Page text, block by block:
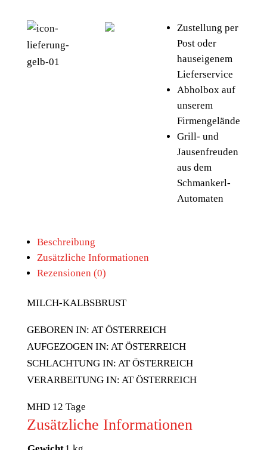
Zustellung per
Post oder
hauseigenem
Lieferservice
Abholbox auf
unserem
Firmengelände
Grill- und
Jausenfreuden
aus dem
Schmankerl-
Automaten
Beschreibung
Zusätzliche Informationen
Rezensionen (0)
MILCH-KALBSBRUST
GEBOREN IN: AT ÖSTERREICH
AUFGEZOGEN IN: AT ÖSTERREICH
SCHLACHTUNG IN: AT ÖSTERREICH
VERARBEITUNG IN: AT ÖSTERREICH
MHD 12 Tage
Zusätzliche Informationen